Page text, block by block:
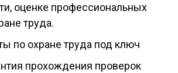
оценке профессиональных
труда.
по охране труда под ключ
прохождения проверок